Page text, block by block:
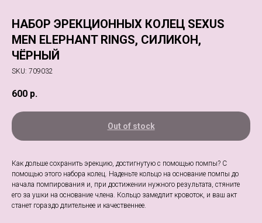
НАБОР ЭРЕКЦИОННЫХ КОЛЕЦ SEXUS
MEN ELEPHANT RINGS, СИЛИКОН,
ЧЁРНЫЙ
SKU: 709032
600 р.
Out of stock
Как дольше сохранить эрекцию, достигнутую с помощью помпы? С
помощью этого набора колец. Наденьте кольцо на основание помпы до
начала помпирования и, при достижении нужного результата, стяните
его за ушки на основание члена. Кольцо замедлит кровоток, и ваш акт
станет гораздо длительнее и качественнее.